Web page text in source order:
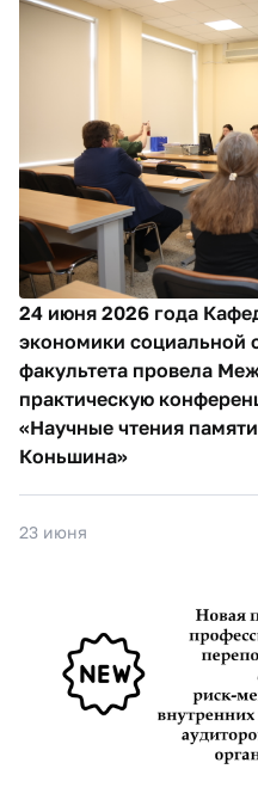
24 июня 2026 года
экономики социальной
факультета провела
практическую
«Научные чтения
Коньшина»
23 июня